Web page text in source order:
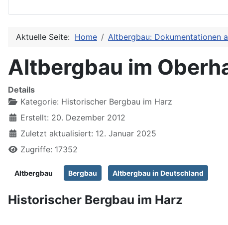
Aktuelle Seite: Home Altbergbau: Dokumentationen
Altbergbau im
Details
Kategorie: Historischer Bergbau im Harz
Erstellt: 20. Dezember 2012
Zuletzt aktualisiert: 12. Januar 2025
Zugriffe: 17352
Altbergbau Bergbau Altbergbau in Deutschland
Historischer Bergbau im Harz